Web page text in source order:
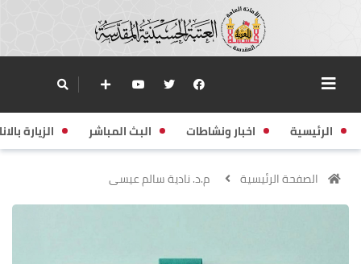
الرئيسية اخبار ونشاطات البث المباشر الزيارة
الصفحة الرئيسية م.د. نادية سالم عيسى